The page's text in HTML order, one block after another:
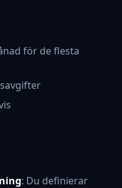
för de flesta
: Du definierar